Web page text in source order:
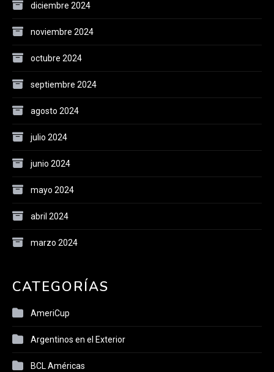
diciembre 2024
noviembre 2024
octubre 2024
septiembre 2024
agosto 2024
julio 2024
junio 2024
mayo 2024
abril 2024
marzo 2024
CATEGORÍAS
AmeriCup
Argentinos en el Exterior
BCL Américas